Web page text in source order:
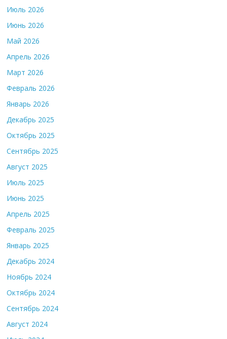
Июль 2026
Июнь 2026
Май 2026
Апрель 2026
Март 2026
Февраль 2026
Январь 2026
Декабрь 2025
Октябрь 2025
Сентябрь 2025
Август 2025
Июль 2025
Июнь 2025
Апрель 2025
Февраль 2025
Январь 2025
Декабрь 2024
Ноябрь 2024
Октябрь 2024
Сентябрь 2024
Август 2024